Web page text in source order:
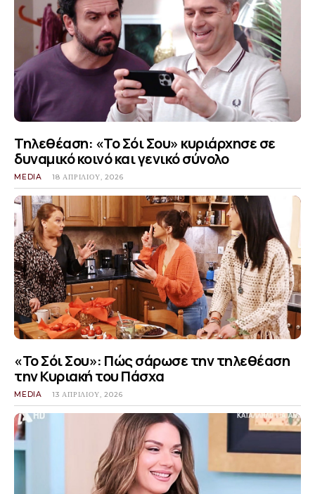
Τηλεθέαση: «Το Σόι Σου» κυριάρχησε σε
δυναμικό κοινό και γενικό σύνολο
MEDIA 18 ΑΠΡΙΛΊΟΥ, 2026
«Το Σόι Σου»: Πώς σάρωσε την τηλεθέαση
την Κυριακή του Πάσχα
MEDIA 13 ΑΠΡΙΛΊΟΥ, 2026